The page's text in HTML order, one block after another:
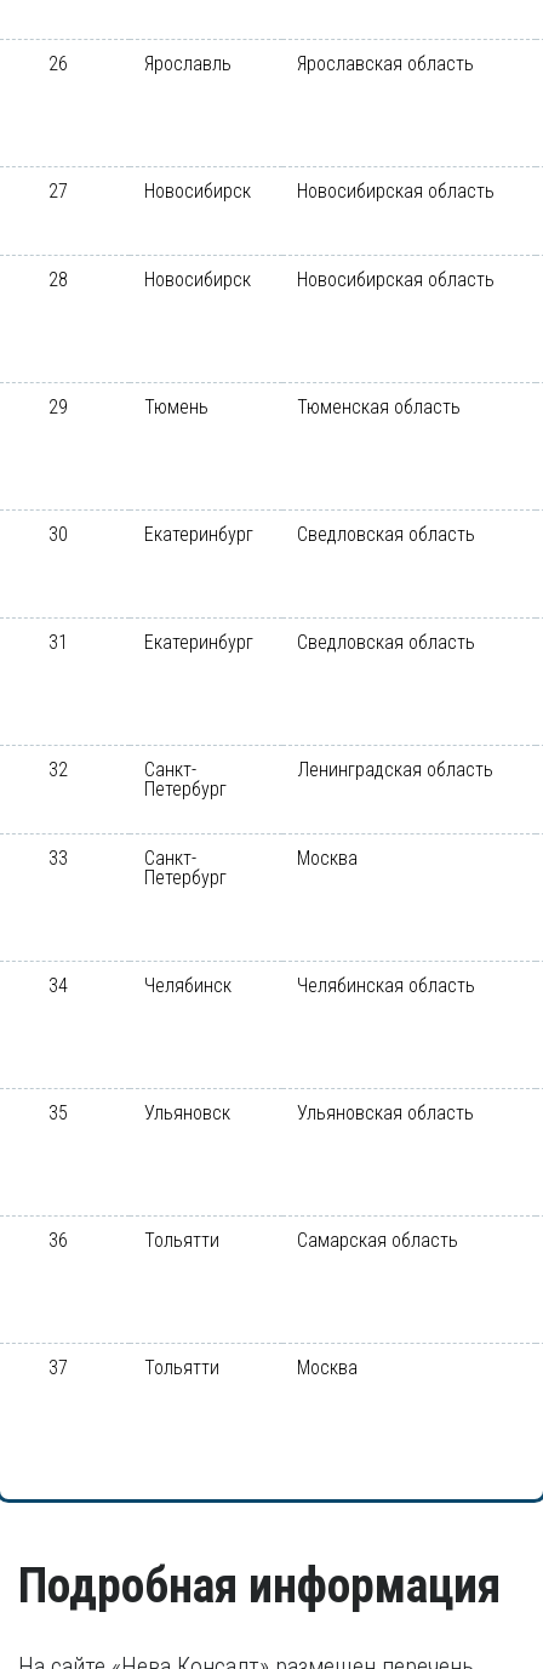
26 Ярославль Ярославская область
27 Новосибирск Новосибирская область
28 Новосибирск Новосибирская область
29 Тюмень Тюменская область
30 Екатеринбург Сведловская область
31 Екатеринбург Сведловская область
32
Санкт-
Петербург
Ленинградская область
33
Санкт-
Петербург
Москва
34 Челябинск Челябинская область
35 Ульяновск Ульяновская область
36 Тольятти Самарская область
37 Тольятти Москва
Подробная информация